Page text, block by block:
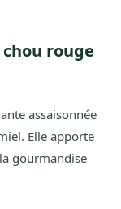
rouge
assaisonnée
Elle apporte
gourmandise